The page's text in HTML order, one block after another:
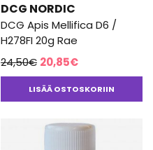
DCG NORDIC
DCG Apis Mellifica D6 /
H278FI 20g Rae
24,50€ Alkuperäinen
hinta
oli:
20,85€Nykyinen
hinta
on:
LISÄÄ OSTOSKORIIN